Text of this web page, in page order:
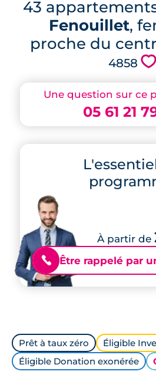
Une question sur ce
05 61 21
À partir de
📞 Être rappelé par
43
Fenouillet,
proche du
4858 💗
Prêt à taux zéro
Éligible
Éligible Donation exonérée